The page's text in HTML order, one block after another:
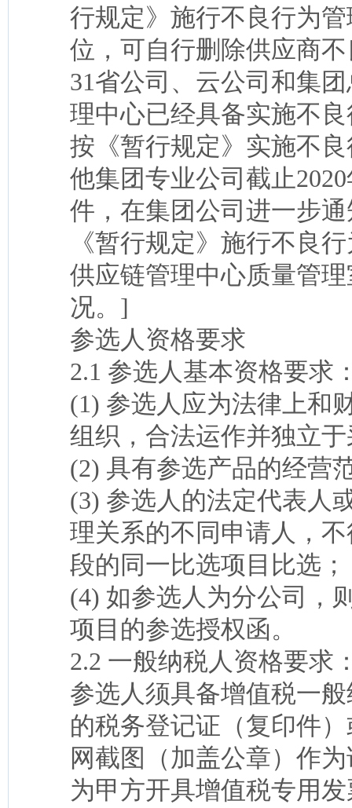
行规定》施行不良行为
位，可自行删除供应商
31省公司、云公司和集
理中心已经具备实施不
按《暂行规定》实施不
他集团专业公司截止
件，在集团公司进一步
《暂行规定》施行不良
供应链管理中心质量管理
况。]
参选人资格要求
2.1 参选人基本资格要求
(1) 参选人应为法律上和
组织，合法运作并独立
(2) 具有参选产品的经营
(3) 参选人的法定代表人
理关系的不同申请人，
段的同一比选项目比选；
(4) 如参选人为分公司，
项目的参选授权函。
2.2 一般纳税人资格要求
参选人须具备增值税一
的税务登记证（复印件
网截图（加盖公章）作
为甲方开具增值税专用